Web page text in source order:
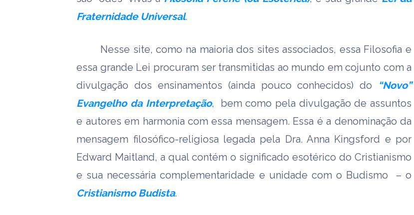
Fraternidade Universal.
Nesse site, como na maioria dos sites associados, essa Filosofia e
essa grande Lei procuram ser transmitidas ao mundo em cojunto com a
divulgação dos ensinamentos (ainda pouco conhecidos) do
“Novo”
Evangelho da Interpretação, bem como pela divulgação de assuntos
e autores em harmonia com essa mensagem. Essa é a denominação da
mensagem filosófico-religiosa legada pela Dra. Anna Kingsford e por
Edward Maitland, a qual contém o significado esotérico do Cristianismo
e sua necessária complementaridade e unidade com o Budismo – o
Cristianismo Budista.